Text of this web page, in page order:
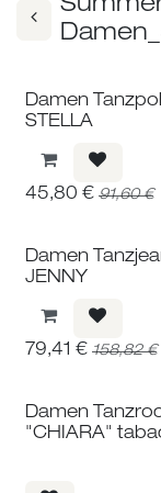
Damen
STELLA
45,80 € 91,60€
Damen
JENNY
79,41 € 158,82€
Damen
"CHIARA"